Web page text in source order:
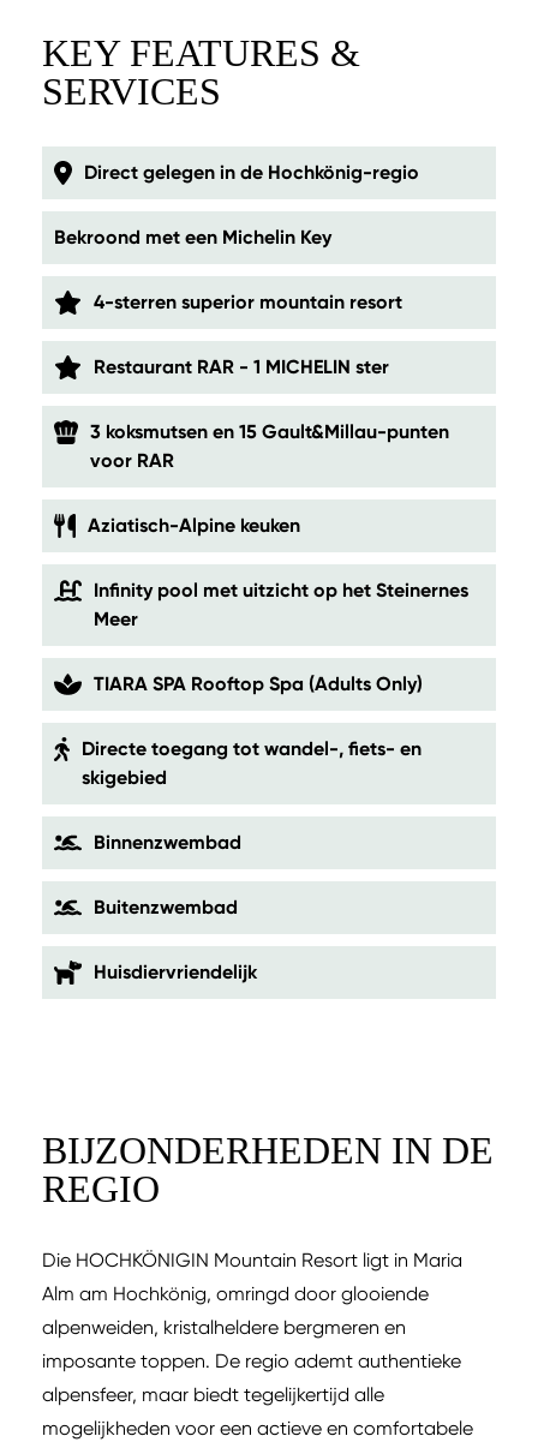
KEY FEATURES &
SERVICES
Direct gelegen in de Hochkönig-regio
Bekroond met een Michelin Key
4-sterren superior mountain resort
Restaurant RAR - 1 MICHELIN ster
3 koksmutsen en 15 Gault&Millau-punten
voor RAR
Aziatisch-Alpine keuken
Infinity pool met uitzicht op het Steinernes
Meer
TIARA SPA Rooftop Spa (Adults Only)
Directe toegang tot wandel-, fiets- en
skigebied
Binnenzwembad
Buitenzwembad
Huisdiervriendelijk
BIJZONDERHEDEN IN DE
REGIO
Die HOCHKÖNIGIN Mountain Resort ligt in Maria
Alm am Hochkönig, omringd door glooiende
alpenweiden, kristalheldere bergmeren en
imposante toppen. De regio ademt authentieke
alpensfeer, maar biedt tegelijkertijd alle
mogelijkheden voor een actieve en comfortabele